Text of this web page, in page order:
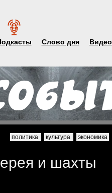
Слово дня Видео
политика культура экономика
и шахты